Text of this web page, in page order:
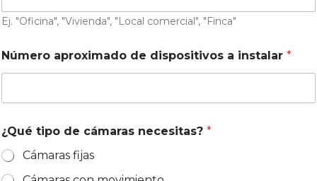
+
Ej. "Oficina", "Vivienda", "Local comercial", "Finca"
Número aproximado de dispositivos a instalar *
¿Qué tipo de cámaras necesitas? *
Cámaras fijas